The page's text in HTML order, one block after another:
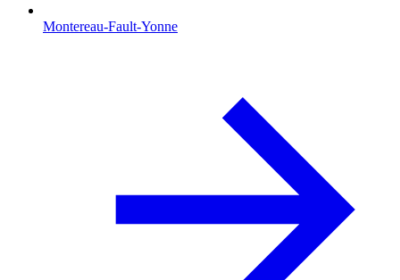
Montereau-Fault-Yonne